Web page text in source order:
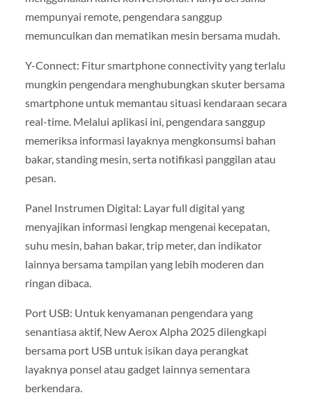
mempunyai remote, pengendara sanggup
memunculkan dan mematikan mesin bersama mudah.
Y-Connect: Fitur smartphone connectivity yang terlalu
mungkin pengendara menghubungkan skuter bersama
smartphone untuk memantau situasi kendaraan secara
real-time. Melalui aplikasi ini, pengendara sanggup
memeriksa informasi layaknya mengkonsumsi bahan
bakar, standing mesin, serta notifikasi panggilan atau
pesan.
Panel Instrumen Digital: Layar full digital yang
menyajikan informasi lengkap mengenai kecepatan,
suhu mesin, bahan bakar, trip meter, dan indikator
lainnya bersama tampilan yang lebih moderen dan
ringan dibaca.
Port USB: Untuk kenyamanan pengendara yang
senantiasa aktif, New Aerox Alpha 2025 dilengkapi
bersama port USB untuk isikan daya perangkat
layaknya ponsel atau gadget lainnya sementara
berkendara.